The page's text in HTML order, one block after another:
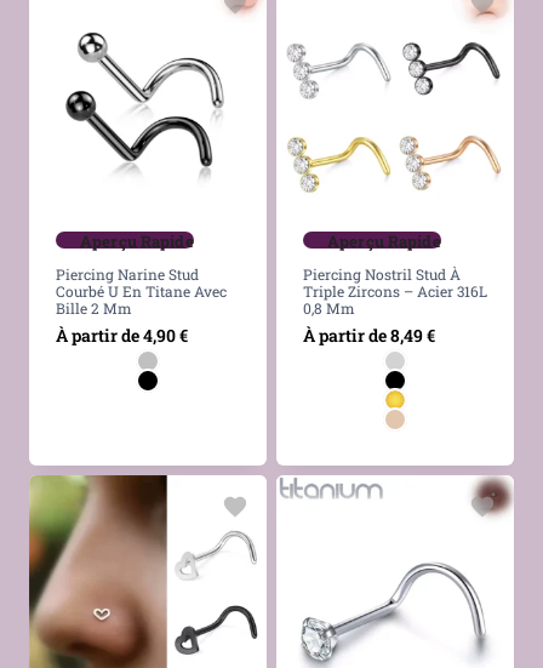
Aperçu Rapide
Piercing Narine Stud
Courbé U En Titane Avec
Bille 2 Mm
À partir de4,90€
Aperçu Rapide
Piercing Nostril Stud À
Triple Zircons – Acier 316L
0,8 Mm
À partir de8,49€